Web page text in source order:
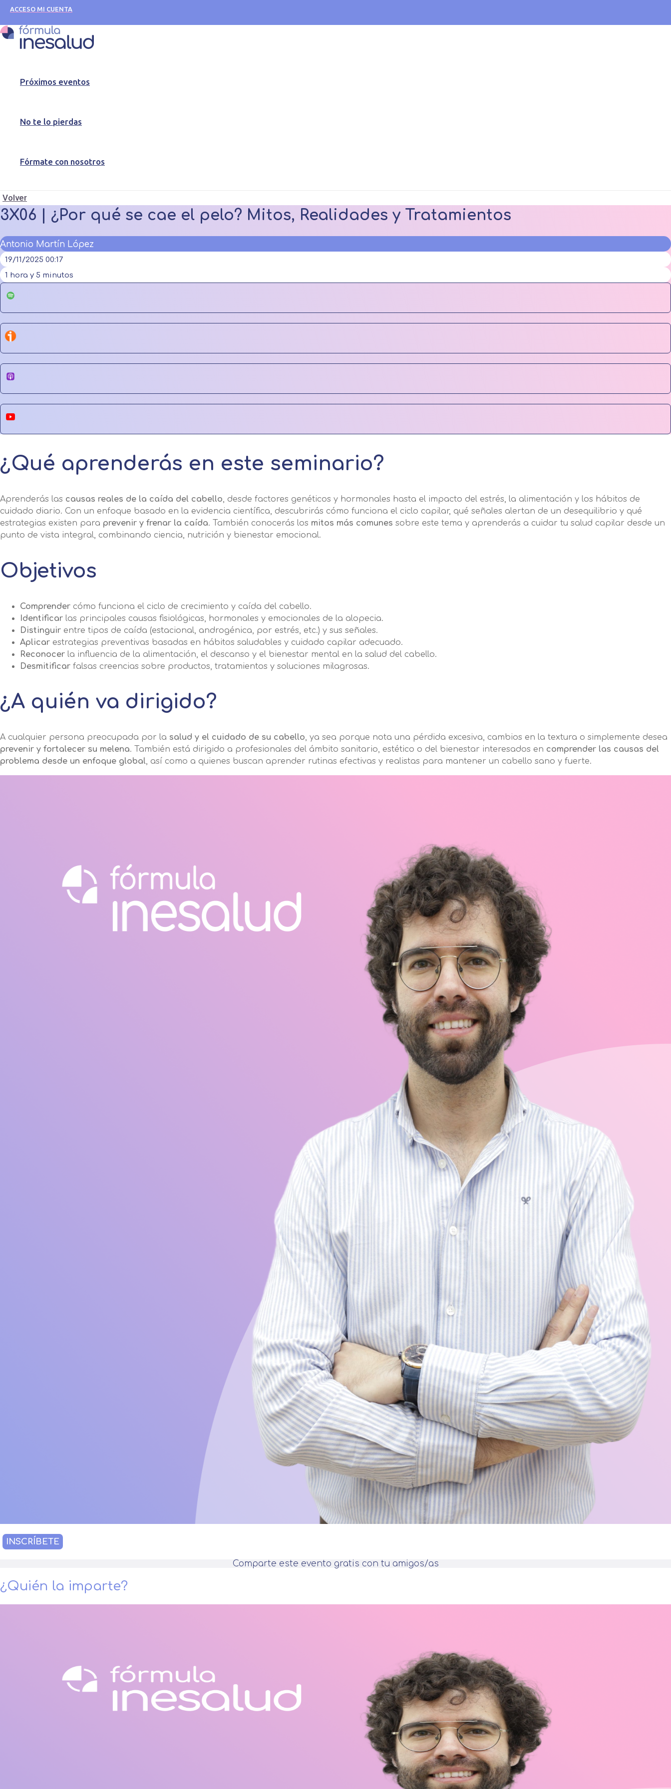
Skip
content
ACCESO MI CUENTA
Próximos eventos
No te lo pierdas
Fórmate con nosotros
Volver
3X06 | ¿Por qué se cae el pelo? Mitos, Realidades y Tratamientos
Antonio Martín López
19/11/2025 00:17
1 hora y 5 minutos
¿Qué aprenderás en este seminario?
Aprenderás las causas reales de la caída del cabello, desde factores genéticos y hormonales hasta el impacto del estrés, la alimentación y los hábitos de
cuidado diario. Con un enfoque basado en la evidencia científica, descubrirás cómo funciona el ciclo capilar, qué señales alertan de un desequilibrio y qué
estrategias existen para prevenir y frenar la caída. También conocerás los mitos más comunes sobre este tema y aprenderás a cuidar tu salud capilar desde un
punto de vista integral, combinando ciencia, nutrición y bienestar emocional.
Objetivos
Comprender cómo funciona el ciclo de crecimiento y caída del cabello.
Identificar las principales causas fisiológicas, hormonales y emocionales de la alopecia.
Distinguir entre tipos de caída (estacional, androgénica, por estrés, etc.) y sus señales.
Aplicar estrategias preventivas basadas en hábitos saludables y cuidado capilar adecuado.
Reconocer la influencia de la alimentación, el descanso y el bienestar mental en la salud del cabello.
Desmitificar falsas creencias sobre productos, tratamientos y soluciones milagrosas.
¿A quién va dirigido?
A cualquier persona preocupada por la salud y el cuidado de su cabello, ya sea porque nota una pérdida excesiva, cambios en la textura o simplemente desea
prevenir y fortalecer su melena. También está dirigido a profesionales del ámbito sanitario, estético o del bienestar interesados en comprender las causas del
problema desde un enfoque global, así como a quienes buscan aprender rutinas efectivas y realistas para mantener un cabello sano y fuerte.
3X06
¿Por
Mitos,
Tratamientos
INSCRÍBETE
Comparte este evento gratis con tu amigos/as
¿Quién la imparte?